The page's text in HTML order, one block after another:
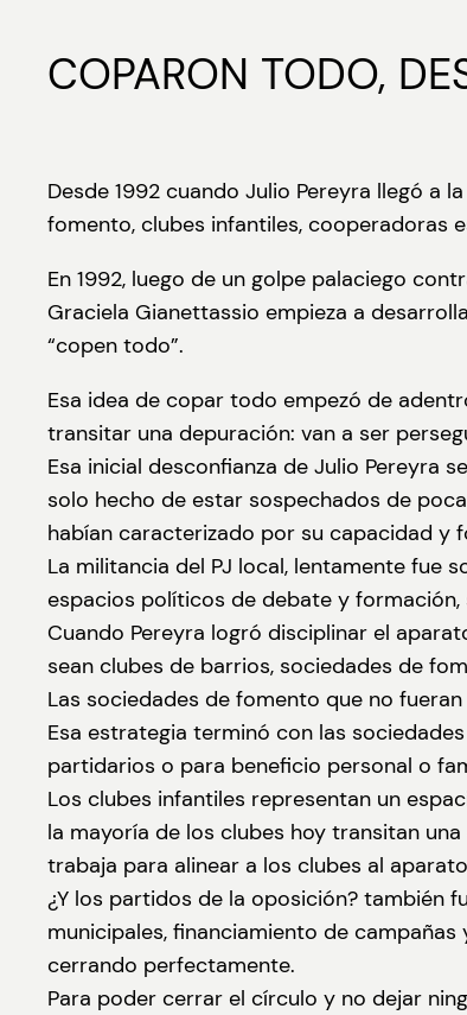
COPARON TODO,
Desde 1992 cuando Julio Pereyra llegó a
fomento, clubes infantiles, cooperadoras
En 1992, luego de un golpe palaciego
Graciela Gianettassio empieza a
“copen todo”.
Esa idea de copar todo empezó de
transitar una depuración: van a ser
Esa inicial desconfianza de Julio Pereyra
solo hecho de estar sospechados de
habían caracterizado por su capacidad y
La militancia del PJ local, lentamente fue
espacios políticos de debate y
Cuando Pereyra logró disciplinar el
sean clubes de barrios, sociedades de
Las sociedades de fomento que no
Esa estrategia terminó con las
partidarios o para beneficio personal o
Los clubes infantiles representan un
la mayoría de los clubes hoy transitan
trabaja para alinear a los clubes al
¿Y los partidos de la oposición? también
municipales, financiamiento de
cerrando perfectamente.
Para poder cerrar el círculo y no dejar